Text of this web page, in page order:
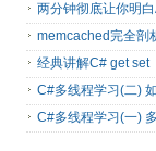
两分钟彻底让你明
memcached完全剖
经典讲解C# get set
C#多线程学习(二)
C#多线程学习(一)